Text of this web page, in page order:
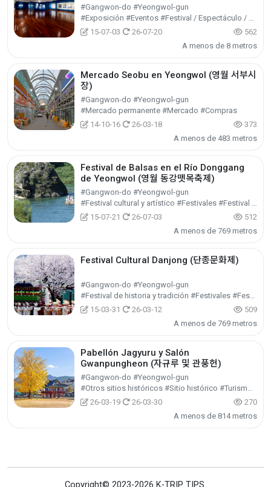
#Gangwon-do #Yeongwol-gun
#Exposición #Eventos #Festival / Espectáculo / Evento
15-07-03
26-07-20
562
A menos de 8 metros
Mercado Seobu en Yeongwol (영월 서부시
장)
#Gangwon-do #Yeongwol-gun
#Mercado permanente #Mercado #Compras
14-10-16
26-03-18
373
A menos de 483 metros
Festival de Balsas en el Río Donggang
de Yeongwol (영월 동강뗏목축제)
#Gangwon-do #Yeongwol-gun
#Festival cultural y artístico #Festivales #Festival / Espectáculo / Evento
15-07-21
26-07-03
512
A menos de 769 metros
Festival Cultural Danjong (단종문화제)
#Gangwon-do #Yeongwol-gun
#Festival de historia y tradición #Festivales #Festival / Espectáculo / Evento
15-03-31
26-03-12
509
A menos de 769 metros
Pabellón Jagyuru y Salón
Gwanpungheon (자규루 및 관풍헌)
#Gangwon-do #Yeongwol-gun
#Otros sitios históricos #Sitio histórico #Turismo de historia
26-03-19
26-03-30
270
A menos de 814 metros